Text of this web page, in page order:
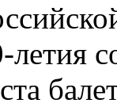
летия